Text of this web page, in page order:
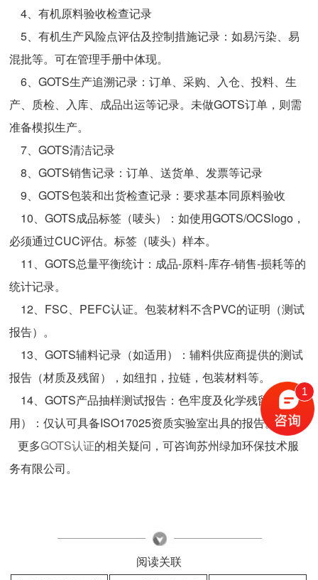
4、有机原料验收检查记录
5、有机生产风险点评估及控制措施记录：如易污染、易
混批等。可在管理手册中体现。
6、GOTS生产追溯记录：订单、采购、入仓、投料、生
产、质检、入库、成品出运等记录。未做GOTS订单，则需
准备模拟生产。
7、GOTS清洁记录
8、GOTS销售记录：订单、送货单、发票等记录
9、GOTS包装和出货检查记录：要求基本同原料验收
10、GOTS成品标签（唛头）：如使用GOTS/OCSlogo，
必须通过CUC评估。标签（唛头）样本。
11、GOTS总量平衡统计：成品-原料-库存-销售-损耗等的
统计记录。
12、FSC、PEFC认证。包装材料不含PVC的证明（测试
报告）。
13、GOTS辅料记录（如适用）：辅料供应商提供的测试
报告（材质及残留），如纽扣，拉链，包装材料等。
14、GOTS产品抽样测试报告：色牢度及化学残留（如适
用）：仅认可具备ISO17025资质实验室出具的报告。
更多GOTS认证的相关疑问，可咨询苏州绿加环保技术服
务有限公司。
阅读关联
1